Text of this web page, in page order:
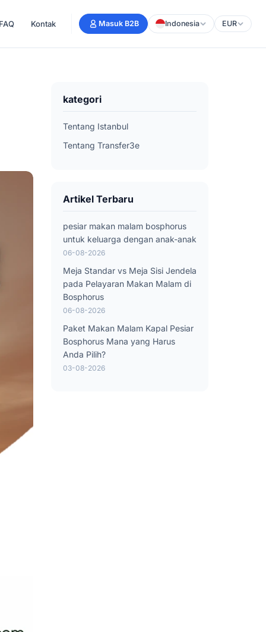
FAQ Kontak Masuk B2B Indonesia EUR
kategori
Tentang Istanbul
Tentang Transfer3e
Artikel Terbaru
pesiar makan malam bosphorus
untuk keluarga dengan anak-anak
06-08-2026
Meja Standar vs Meja Sisi Jendela
pada Pelayaran Makan Malam di
Bosphorus
06-08-2026
Paket Makan Malam Kapal Pesiar
Bosphorus Mana yang Harus
Anda Pilih?
03-08-2026